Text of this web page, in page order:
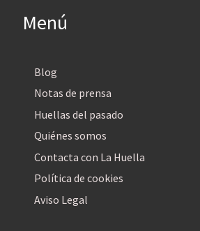
Menú
Blog
Notas de prensa
Huellas del pasado
Quiénes somos
Contacta con La Huella
Política de cookies
Aviso Legal